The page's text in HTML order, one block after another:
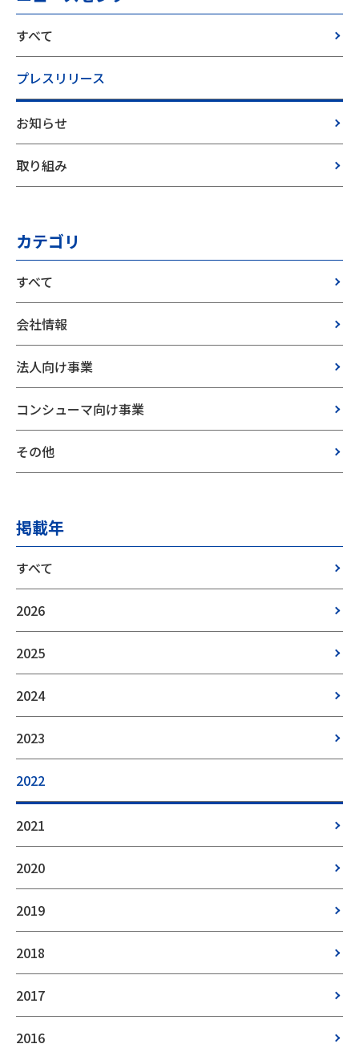
すべて
プレスリリース
お知らせ
取り組み
カテゴリ
すべて
会社情報
法人向け事業
コンシューマ向け事業
その他
掲載年
すべて
2026
2025
2024
2023
2022
2021
2020
2019
2018
2017
2016